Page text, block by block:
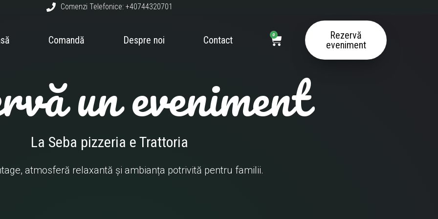
Comenzi Telefonice: +40744320701
Comandă Despre noi Contact
0
Cart
Rezervă
eveniment
un eveniment
La Seba pizzeria e Trattoria
atmosferă relaxantă și ambianța potrivită pentru familii.